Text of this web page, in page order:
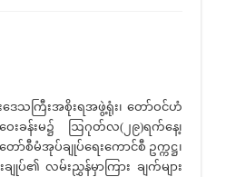
ကြီးအစိုးရအဖွဲ့ရုံး၊ တော်ဝင်ဟံ
းခန်းမ၌ ဩဂုတ်လ(၂၉)ရက်နေ့၊
ာ်စီမံအုပ်ချုပ်ရေးကောင်စီ ဥက္ကဋ္ဌ၊
ျုပ်၏ လမ်းညွှန်မှာကြား ချက်များ